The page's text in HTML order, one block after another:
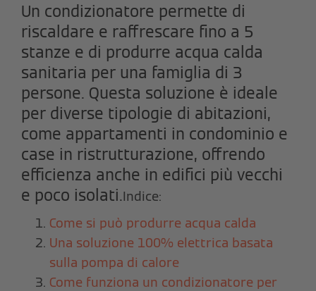
Un condizionatore permette di
riscaldare e raffrescare fino a 5
stanze e di produrre acqua calda
sanitaria per una famiglia di 3
persone. Questa soluzione è ideale
per diverse tipologie di abitazioni,
come appartamenti in condominio e
case in ristrutturazione, offrendo
efficienza anche in edifici più vecchi
e poco isolati.Indice:
Come si può produrre acqua calda
Una soluzione 100% elettrica basata
sulla pompa di calore
Come funziona un condizionatore per